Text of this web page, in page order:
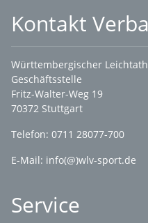
Kontakt
Württembergischer
Geschäftsstelle
Fritz-Walter-Weg 19
70372 Stuttgart
Telefon: 0711 28077-700
E-Mail: info(@)wlv-sport.de
Service